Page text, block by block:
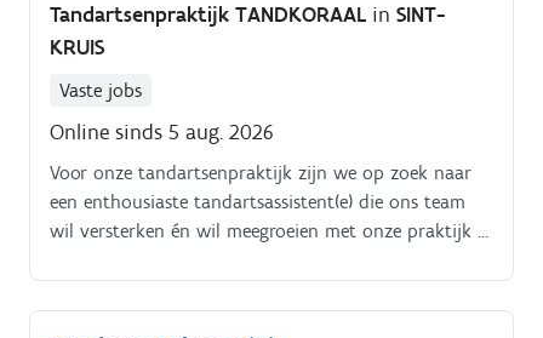
voor de sterilisatie en het onderhoud van het
instrumentarium Je volgt de hygiëne- en
veiligheidsvoorschriften strikt op Je ontvangt
afspraken Je ondersteunt de administratie:
patiëntendossiers, facturatie en bestellingen van
materiaal.
Tandartsenpraktijk TANDKORAAL in SINT-
KRUIS
Vaste jobs
Online sinds 5 aug. 2026
Voor onze tandartsenpraktijk zijn we op zoek naar
een enthousiaste tandartsassistent(e) die ons team
wil versterken én wil meegroeien met onze praktijk Je
zomer van 2027 openen we een tweede praktijk te